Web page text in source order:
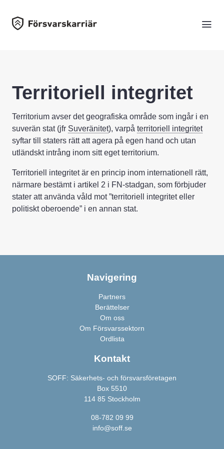
Territoriell integritet
Territorium avser det geografiska område som ingår i en
suverän stat (jfr Suveränitet), varpå territoriell integritet
syftar till staters rätt att agera på egen hand och utan
utländskt intrång inom sitt eget territorium.
Territoriell integritet är en princip inom internationell rätt,
närmare bestämt i artikel 2 i FN-stadgan, som förbjuder
stater att använda våld mot ”territoriell integritet eller
politiskt oberoende” i en annan stat.
Navigering
Partners
Berättelser
Om oss
Om Försvarssektorn
Ordlista
Kontakt
SOFF: Säkerhets- och försvarsföretagen
Box 5510
114 85 Stockholm
08-782 09 99
info@soff.se